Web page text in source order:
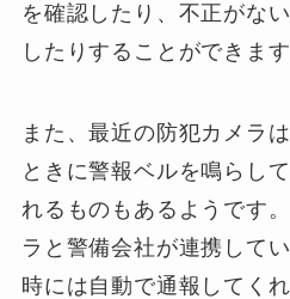
を確認したり、不正がな
したりすることができます
また、最近の防犯カメラ
ときに警報ベルを鳴らし
れるものもあるようです
ラと警備会社が連携して
時には自動で通報してく